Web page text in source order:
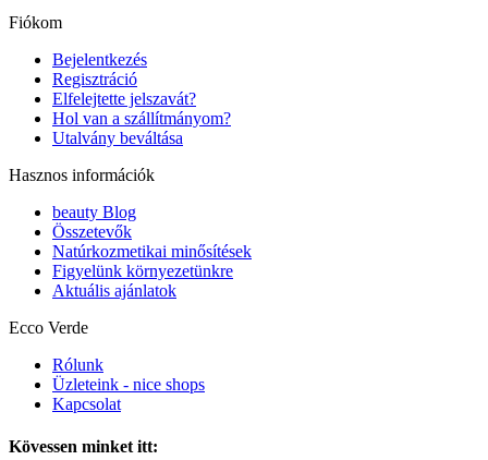
Fiókom
Bejelentkezés
Regisztráció
Elfelejtette jelszavát?
Hol van a szállítmányom?
Utalvány beváltása
Hasznos információk
beauty Blog
Összetevők
Natúrkozmetikai minősítések
Figyelünk környezetünkre
Aktuális ajánlatok
Ecco Verde
Rólunk
Üzleteink - nice shops
Kapcsolat
Kövessen minket itt: